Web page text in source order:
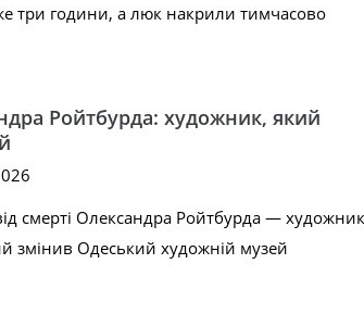
три години, а люк накрили тимчасово
Ройтбурда: художник, який
смерті Олександра Ройтбурда —
змінив Одеський художній музей